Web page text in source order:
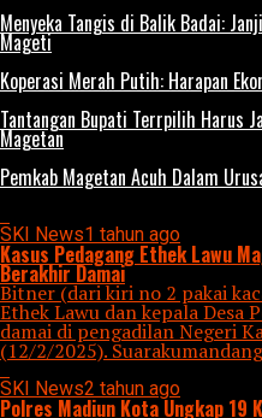
Menyeka Tangis di Balik Badai:
Mageti
Koperasi Merah Putih: Harapan
Tantangan Bupati Terrpilih Harus
Magetan
Pemkab Magetan Acuh Dalam
All posts tagged "KASUS"
SKI News1 tahun ago
Kasus Pedagang Ethek Lawu
Berakhir Damai
Bitner (dari kiri no 2 pakai
Ethek Lawu dan kepala Desa
damai di pengadilan Negeri
(12/2/2025).
SKI News2 tahun ago
Polres Madiun Kota Ungkap 19